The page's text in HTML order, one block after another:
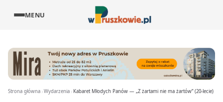
MENU
Strona główna Wydarzenia Kabaret Młodych Panów — „Z żartami nie ma żartów” (20-lecie)